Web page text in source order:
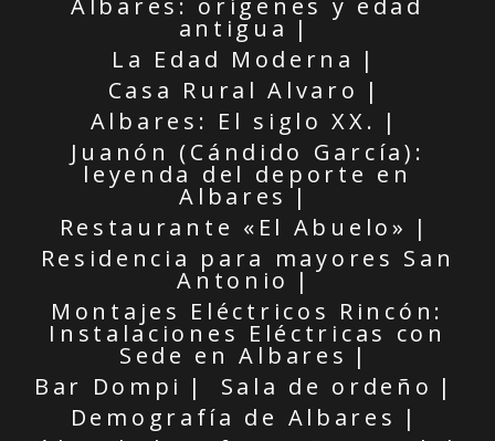
antigua
La Edad Moderna
Casa Rural Alvaro
Albares: El siglo XX.
Juanón (Cándido García):
leyenda del deporte en
Albares
Restaurante «El Abuelo»
Residencia para mayores San
Antonio
Montajes Eléctricos Rincón:
Instalaciones Eléctricas con
Sede en Albares
Bar Dompi
Sala de ordeño
Demografía de Albares